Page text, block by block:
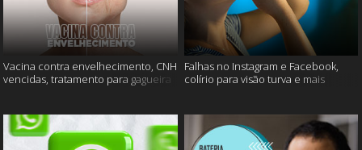
Vacina contra envelhecimento, CNH
vencidas, tratamento para gagueira
Falhas no Instagram e Facebook,
colírio para visão turva e mais